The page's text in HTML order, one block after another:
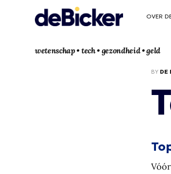
OVER
wetenschap • tech • gezondheid • geld
BY DE